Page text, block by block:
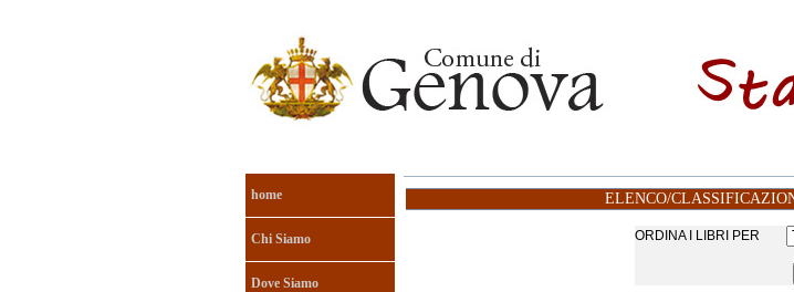
home
Chi Siamo
Dove Siamo
ELENCO/
ORDINA I LIBRI PER